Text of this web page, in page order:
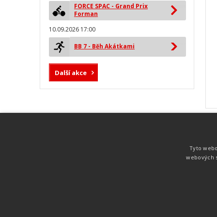
FORCE SPAC - Grand Prix
Forman
10.09.2026 17:00
BB 7 - Běh Akátkami
Další akce
technologie od společnosti MYLAPS. Tato
technologie je používána na olympijských
. Publikování a šíření obsahu je bez
Tyto
webových